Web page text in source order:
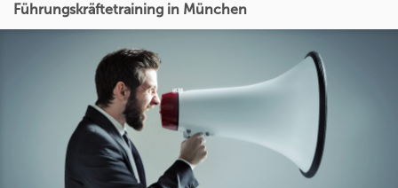
Führungskräftetraining in München